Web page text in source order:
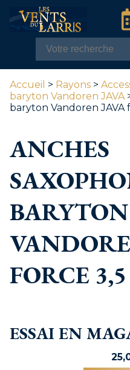
Accueil > Rayons >
baryton Vandoren JAVA
baryton Vandoren JAVA
ANCHES
BARYTON
FORCE 3,5
ESSAI EN